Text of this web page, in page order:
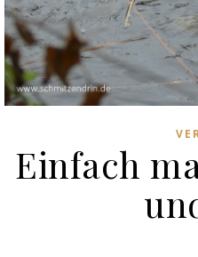
Einfach